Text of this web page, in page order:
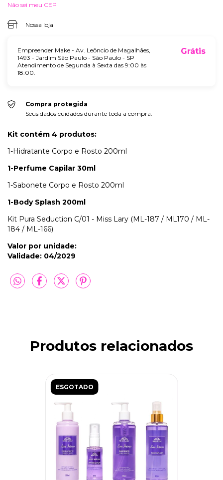
Não sei meu CEP
Nossa loja
Empreender Make - Av. Leôncio de Magalhães,
1493 - Jardim São Paulo - São Paulo - SP
Atendimento de Segunda à Sexta das 9:00 às
18:00.
Grátis
Compra protegida
Seus dados cuidados durante toda a compra.
Kit contém 4 produtos:
1-Hidratante Corpo e Rosto 200ml
1-Perfume Capilar 30ml
1-Sabonete Corpo e Rosto 200ml
1-Body Splash 200ml
Kit Pura Seduction C/01 - Miss Lary (ML-187 / ML170 / ML-
184 / ML-166)
Valor por unidade:
Validade: 04/2029
Produtos relacionados
ESGOTADO